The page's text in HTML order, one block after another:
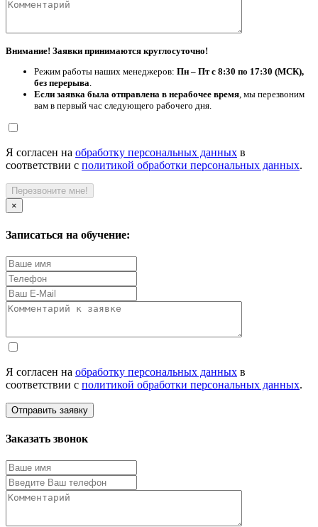
Внимание! Заявки принимаются круглосуточно!
Режим работы наших менеджеров: Пн – Пт с 8:30 по 17:30 (МСК),
без перерыва.
Если заявка была отправлена в нерабочее время, мы перезвоним
вам в первый час следующего рабочего дня.
Я согласен на обработку персональных данных в
соответствии с политикой обработки персональных данных.
Перезвоните мне!
×
Записаться на обучение:
Я согласен на обработку персональных данных в
соответствии с политикой обработки персональных данных.
Отправить заявку
Заказать звонок